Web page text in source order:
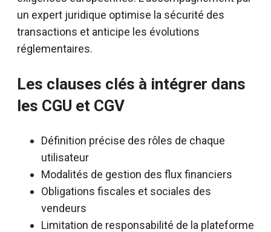
un expert juridique optimise la sécurité des
transactions et anticipe les évolutions
réglementaires.
Les clauses clés à intégrer dans
les CGU et CGV
Définition précise des rôles de chaque
utilisateur
Modalités de gestion des flux financiers
Obligations fiscales et sociales des
vendeurs
Limitation de responsabilité de la plateforme